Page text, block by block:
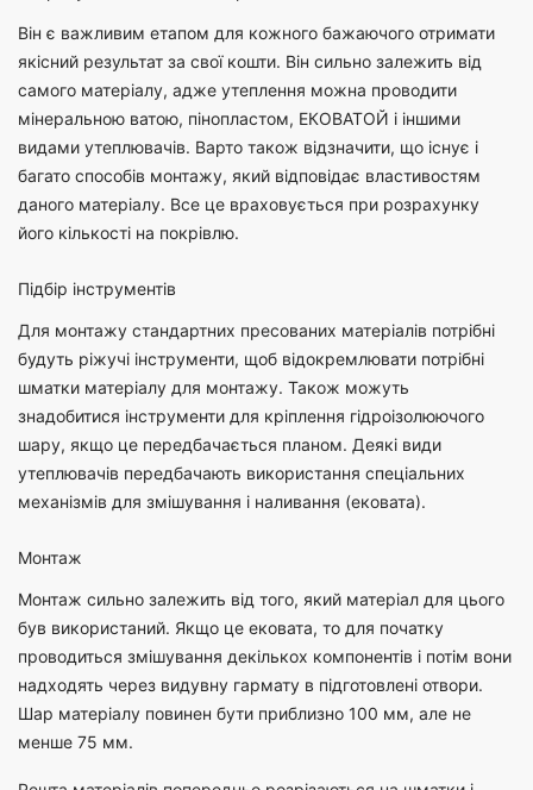
Він є важливим етапом для кожного бажаючого отримати
якісний результат за свої кошти. Він сильно залежить від
самого матеріалу, адже утеплення можна проводити
мінеральною ватою, пінопластом, ЕКОВАТОЙ і іншими
видами утеплювачів. Варто також відзначити, що існує і
багато способів монтажу, який відповідає властивостям
даного матеріалу. Все це враховується при розрахунку
його кількості на покрівлю.
Підбір інструментів
Для монтажу стандартних пресованих матеріалів потрібні
будуть ріжучі інструменти, щоб відокремлювати потрібні
шматки матеріалу для монтажу. Також можуть
знадобитися інструменти для кріплення гідроізолюючого
шару, якщо це передбачається планом. Деякі види
утеплювачів передбачають використання спеціальних
механізмів для змішування і наливання (ековата).
Монтаж
Монтаж сильно залежить від того, який матеріал для цього
був використаний. Якщо це ековата, то для початку
проводиться змішування декількох компонентів і потім вони
надходять через видувну гармату в підготовлені отвори.
Шар матеріалу повинен бути приблизно 100 мм, але не
менше 75 мм.